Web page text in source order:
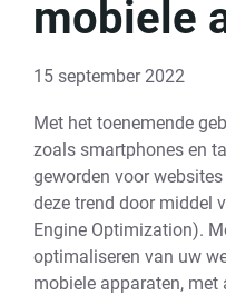
mobiele
15 september 2022
Met het toenemende
zoals smartphones en
geworden voor
deze trend door middel
Engine Optimization).
optimaliseren van uw
mobiele apparaten, met